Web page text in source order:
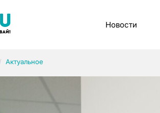
Новости
Актуальное